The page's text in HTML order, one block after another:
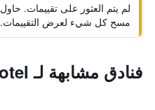
لم يتم العثور على تقييمات.
مسح كل شيء لعرض التقييمات.
فنادق مشابهة لـ Junyi Hotel